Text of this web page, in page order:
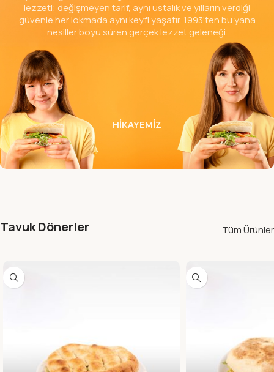
lezzeti; değişmeyen tarif, aynı ustalık ve yılların verdiği
güvenle her lokmada aynı keyfi yaşatır. 1993’ten bu yana
nesiller boyu süren gerçek lezzet geleneği.
HİKAYEMİZ
Tavuk Dönerler Tüm Ürünler